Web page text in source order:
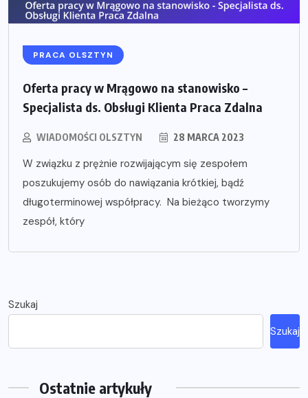
PRACA OLSZTYN
Oferta pracy w Mrągowo na stanowisko –
Specjalista ds. Obsługi Klienta Praca Zdalna
WIADOMOŚCI OLSZTYN 28 MARCA 2023
W związku z prężnie rozwijającym się zespołem
poszukujemy osób do nawiązania krótkiej, bądź
długoterminowej współpracy. Na bieżąco tworzymy
zespół, który
Szukaj
Szukaj
Ostatnie artykuły